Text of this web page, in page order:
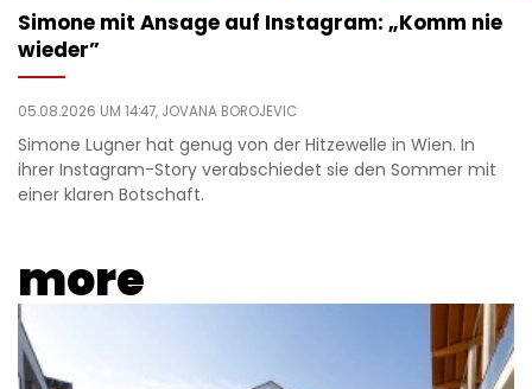
Simone mit Ansage auf Instagram: „Komm nie
wieder”
05.08.2026 UM 14:47, JOVANA BOROJEVIC
Simone Lugner hat genug von der Hitzewelle in Wien. In
ihrer Instagram-Story verabschiedet sie den Sommer mit
einer klaren Botschaft.
more